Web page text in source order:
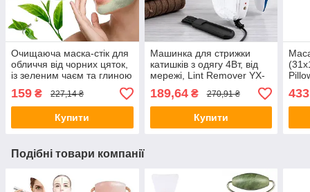
Очищаюча маска-стік для
обличчя від чорних цяток,
із зеленим чаєм та глиною
/ Тверда маска для
чищення шкіри
159 ₴ 227,14 ₴
Купити
Машинка для стрижки
катишків з одягу 4Вт, від
мережі, Lint Remover YX-
5880 / Електрична
машинка від катишків
189,64₴ 270,91 ₴
Купити
Подібні товари компанії